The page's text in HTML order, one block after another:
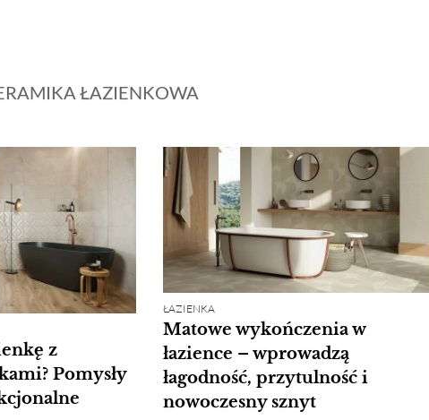
ŁAZIENKOWA
z
Pomysły
ŁAZIENKA
Matowe wykończenia w
łazience – wprowadzą
łagodność, przytulność i
nowoczesny sznyt